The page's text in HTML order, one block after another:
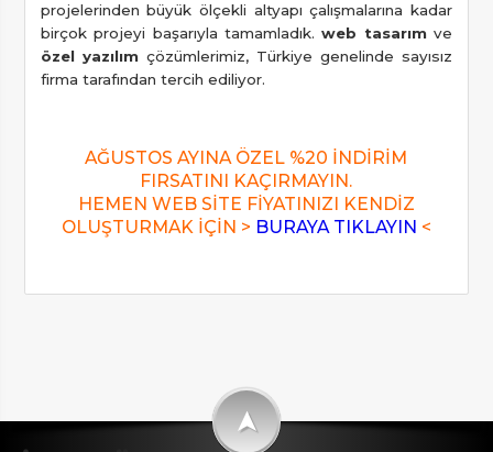
projelerinden büyük ölçekli altyapı çalışmalarına kadar
birçok projeyi başarıyla tamamladık.web tasarımve
özel yazılımçözümlerimiz, Türkiye genelinde sayısız
firma tarafından tercih ediliyor.
AĞUSTOS AYINA ÖZEL %20 İNDİRİM
FIRSATINI KAÇIRMAYIN.
HEMEN WEB SİTE FİYATINIZI KENDİZ
OLUŞTURMAK İÇİN > BURAYA TIKLAYIN <
➤